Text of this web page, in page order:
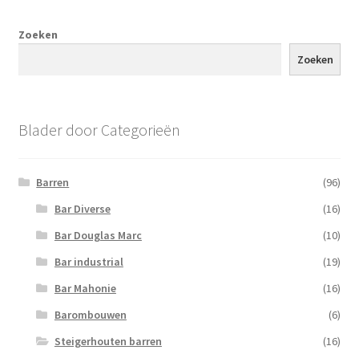
Zoeken
Zoeken
Blader door Categorieën
Barren
(96)
Bar Diverse
(16)
Bar Douglas Marc
(10)
Bar industrial
(19)
Bar Mahonie
(16)
Barombouwen
(6)
Steigerhouten barren
(16)